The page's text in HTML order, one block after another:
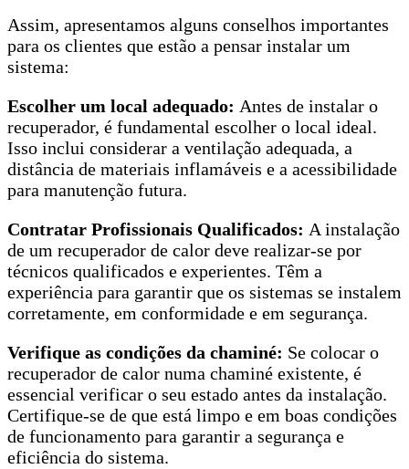
Assim, apresentamos alguns conselhos importantes
para os clientes que estão a pensar instalar um
sistema:
Escolher um local adequado: Antes de instalar o
recuperador, é fundamental escolher o local ideal.
Isso inclui considerar a ventilação adequada, a
distância de materiais inflamáveis e a acessibilidade
para manutenção futura.
Contratar Profissionais Qualificados: A instalação
de um recuperador de calor deve realizar-se por
técnicos qualificados e experientes. Têm a
experiência para garantir que os sistemas se instalem
corretamente, em conformidade e em segurança.
Verifique as condições da chaminé: Se colocar o
recuperador de calor numa chaminé existente, é
essencial verificar o seu estado antes da instalação.
Certifique-se de que está limpo e em boas condições
de funcionamento para garantir a segurança e
eficiência do sistema.